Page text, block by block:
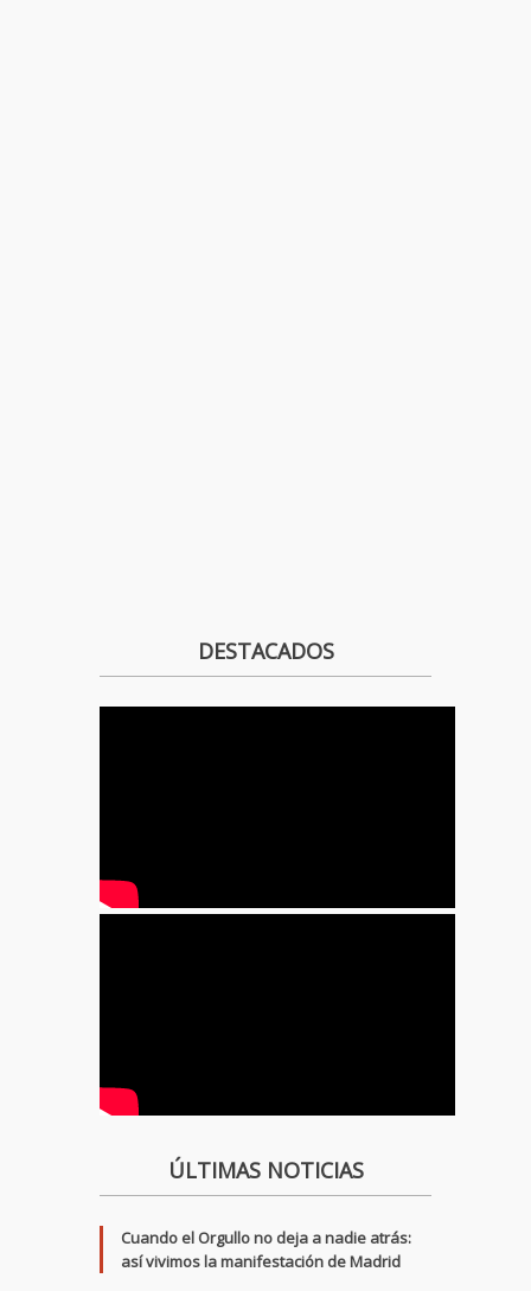
DESTACADOS
ÚLTIMAS NOTICIAS
Cuando el Orgullo no deja a nadie atrás:
así vivimos la manifestación de Madrid